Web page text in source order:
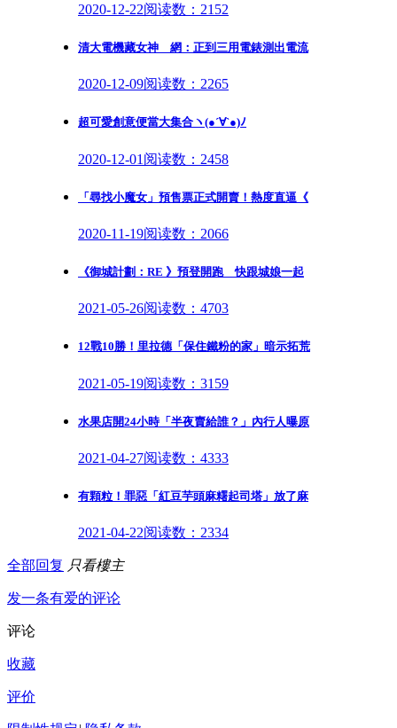
2020-12-22阅读数：2152
清大電機藏女神 網：正到三用電錶測出電流
2020-12-09阅读数：2265
超可愛創意便當大集合ヽ(●´∀`●)ﾉ
2020-12-01 阅读数：2458
「尋找小魔女」預售票正式開賣！熱度直逼《
2020-11-19阅读数：2066
《御城計劃：RE 》預登開跑 快跟城娘一起
2021-05-26阅读数：4703
12戰10勝！里拉德「保住鐵粉的家」暗示拓荒
2021-05-19阅读数：3159
水果店開24小時「半夜賣給誰？」內行人曝原
2021-04-27阅读数：4333
有顆粒！罪惡「紅豆芋頭麻糬起司塔」放了麻
2021-04-22阅读数：2334
全部回复 只看樓主
发一条有爱的评论
评论
收藏
评价